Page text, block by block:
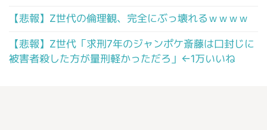
【悲報】Z世代の倫理観、完全にぶっ壊れるｗｗｗｗ
【悲報】Z世代「求刑7年のジャンポケ斎藤は口封じに
被害者殺した方が量刑軽かっただろ」←1万いいね